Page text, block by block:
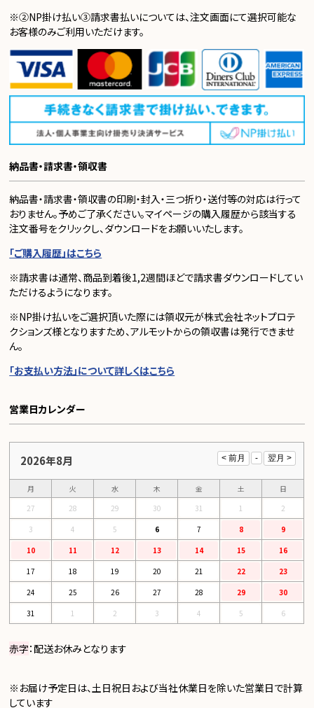
※②NP掛け払い③請求書払いについては、注文画面にて選択可能な
お客様のみご利用いただけます。
納品書・請求書・領収書
納品書・請求書・領収書の印刷・封入・三つ折り・送付等の対応は行って
おりません。予めご了承ください。マイページの購入履歴から該当する
注文番号をクリックし、ダウンロードをお願いいたします。
「ご購入履歴」はこちら
※請求書は通常、商品到着後1,2週間ほどで請求書ダウンロードしてい
ただけるようになります。
※NP掛け払いをご選択頂いた際には領収元が株式会社ネットプロテ
クションズ様となりますため、アルモットからの領収書は発行できませ
ん。
「お支払い方法」について詳しくはこちら
営業日カレンダー
2026年8月
月 火 水 木 金 土
日
27
28 29 30 31 1
2
3
4 5 6 7 8
9
10
11 12 13 14 15
16
17
18 19 20 21 22
23
24
25 26 27 28 29
30
31
1 2 3 4 5 6
赤字：配送お休みとなります
※お届け予定日は、土日祝日および当社休業日を除いた営業日で計算
しています